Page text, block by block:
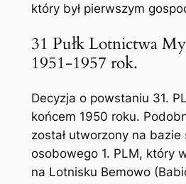
który był pierwszym
31 Pułk Lotnictwa
1951-1957 rok.
Decyzja o powstaniu 31.
końcem 1950 roku.
został utworzony na bazie
osobowego 1. PLM, który
na Lotnisku Bemowo